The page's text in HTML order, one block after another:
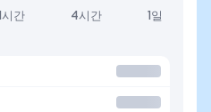
시간 4시간 1일